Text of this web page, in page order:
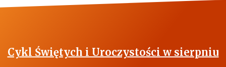
Cykl Świętych i Uroczystości w sierpniu